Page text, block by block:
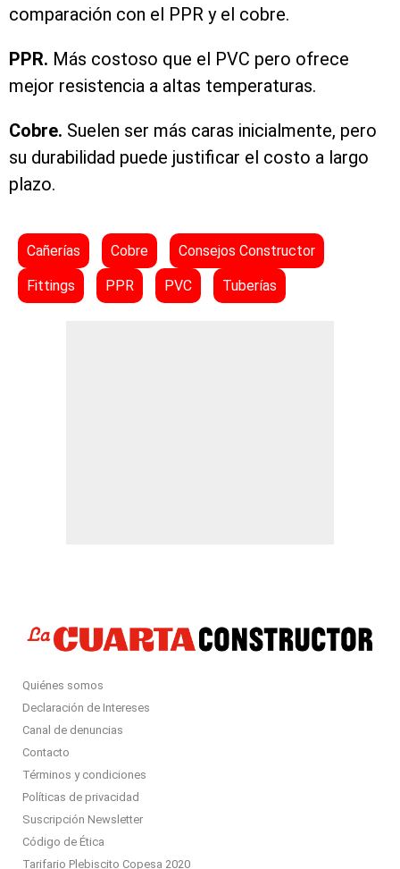
comparación con el PPR y el cobre.
PPR. Más costoso que el PVC pero ofrece
mejor resistencia a altas temperaturas.
Cobre. Suelen ser más caras inicialmente, pero
su durabilidad puede justificar el costo a largo
plazo.
Cañerías Cobre Consejos Constructor
Fittings PPR PVC Tuberías
Quiénes somos
Declaración de Intereses
Canal de denuncias
Contacto
Términos y condiciones
Políticas de privacidad
Suscripción Newsletter
Código de Ética
Tarifario Plebiscito Copesa 2020